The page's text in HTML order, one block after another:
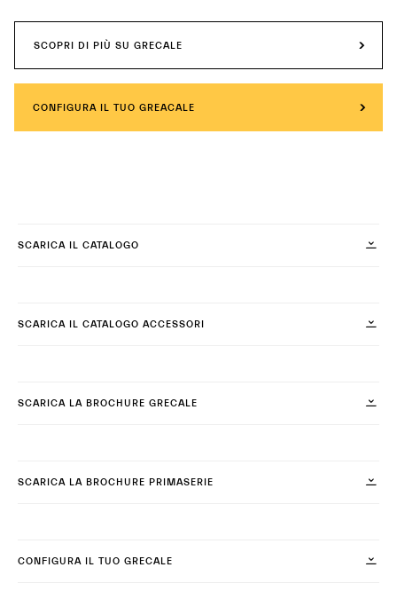
SCOPRI DI PIÙ SU GRECALE
CONFIGURA IL TUO GREACALE
SCARICA IL CATALOGO
SCARICA IL CATALOGO ACCESSORI
SCARICA LA BROCHURE GRECALE
SCARICA LA BROCHURE PRIMASERIE
CONFIGURA IL TUO GRECALE